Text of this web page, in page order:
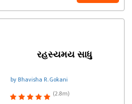
રહસ્યમય સાધુ
by Bhavisha R. Gokani
(2.8m)